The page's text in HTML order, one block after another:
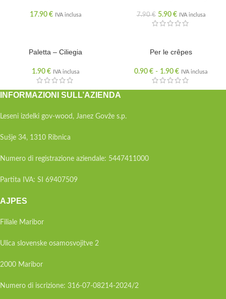
17.90 € IVA inclusa 7.90€ 5.90 € IVA inclusa
Paletta – Ciliegia
1.90 € IVA inclusa
Per le crêpes
0.90 € - 1.90 € IVA inclusa
INFORMAZIONI SULL’AZIENDA
Leseni izdelki gov-wood, Janez Govže s.p.
Sušje 34, 1310 Ribnica
Numero di registrazione aziendale: 5447411000
Partita IVA: SI 69407509
AJPES
Filiale Maribor
Ulica slovenske osamosvojitve 2
2000 Maribor
Numero di iscrizione: 316-07-08214-2024/2